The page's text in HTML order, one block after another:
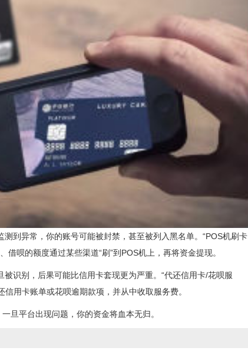
到异常，你的账号可能被封禁，甚至被列入黑名单。“POS机刷卡
呗的额度通过某些渠道“刷”到POS机上，再将资金提现。
识别，后果可能比信用卡套现更为严重。“代还信用卡/花呗服
用卡账单或花呗逾期款项，并从中收取服务费。
旦平台出现问题，你的资金将血本无归。